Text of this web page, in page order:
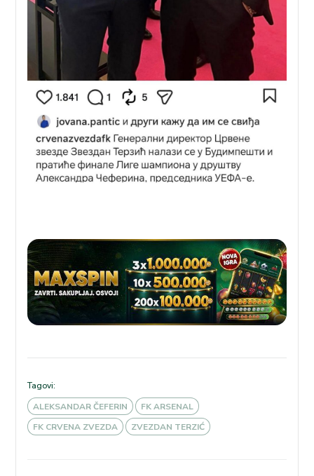
Tagovi:
ALEKSANDAR ČEFERIN
FK ARSENAL
FK CRVENA ZVEZDA
ZVEZDAN TERZIĆ